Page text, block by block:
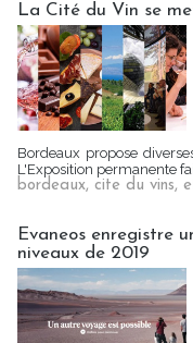
La Cité du Vin se
Bordeaux propose
L'Exposition permanente
bordeaux, cite du vins,
Evaneos enregistre
niveaux de 2019